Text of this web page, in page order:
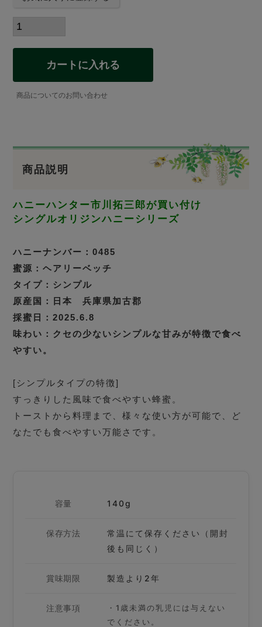
カートに入れる
商品についてのお問い合わせ
商品説明
ハニーハンター市川拓三郎が買い付け
シングルオリジンハニーシリーズ
ハニーナンバー：0485
蜜源：ヘアリーベッチ
タイプ：シンプル
原産国：日本 兵庫県加古郡
採蜜日：2025.6.8
味わい：クセの少ないシンプルな甘みが特徴で食べ
やすい。
[シンプルタイプの特徴]
すっきりした風味で食べやすい蜂蜜。
トーストから料理まで、様々な使い方が可能で、ど
なたでも食べやすい万能さです。
容量 140g
保存方法
常温にて保存ください（開封
後も同じく）
賞味期限 製造より2年
注意事項
・1歳未満の乳児には与えない
でください。